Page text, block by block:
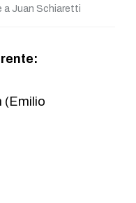
a Juan Schiaretti
(Emilio